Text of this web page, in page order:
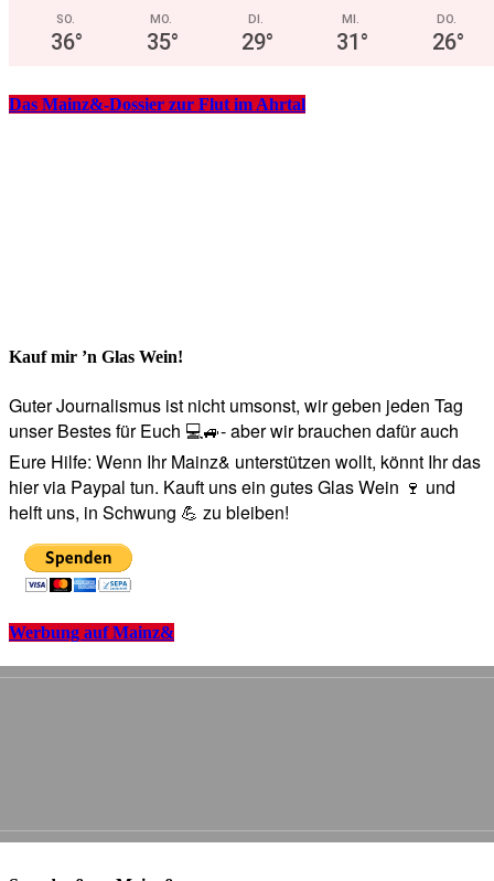
SO.
36°
MO.
35°
DI.
29°
MI.
31°
DO.
26°
Das Mainz&-Dossier zur Flut im Ahrtal
Kauf mir ’n Glas Wein!
Guter Journalismus ist nicht umsonst, wir geben jeden Tag
unser Bestes für Euch 💻🚙- aber wir brauchen dafür auch
Eure Hilfe: Wenn Ihr Mainz& unterstützen wollt, könnt Ihr das
hier via Paypal tun. Kauft uns ein gutes Glas Wein 🍷 und
helft uns, in Schwung 💪 zu bleiben!
Werbung auf Mainz&